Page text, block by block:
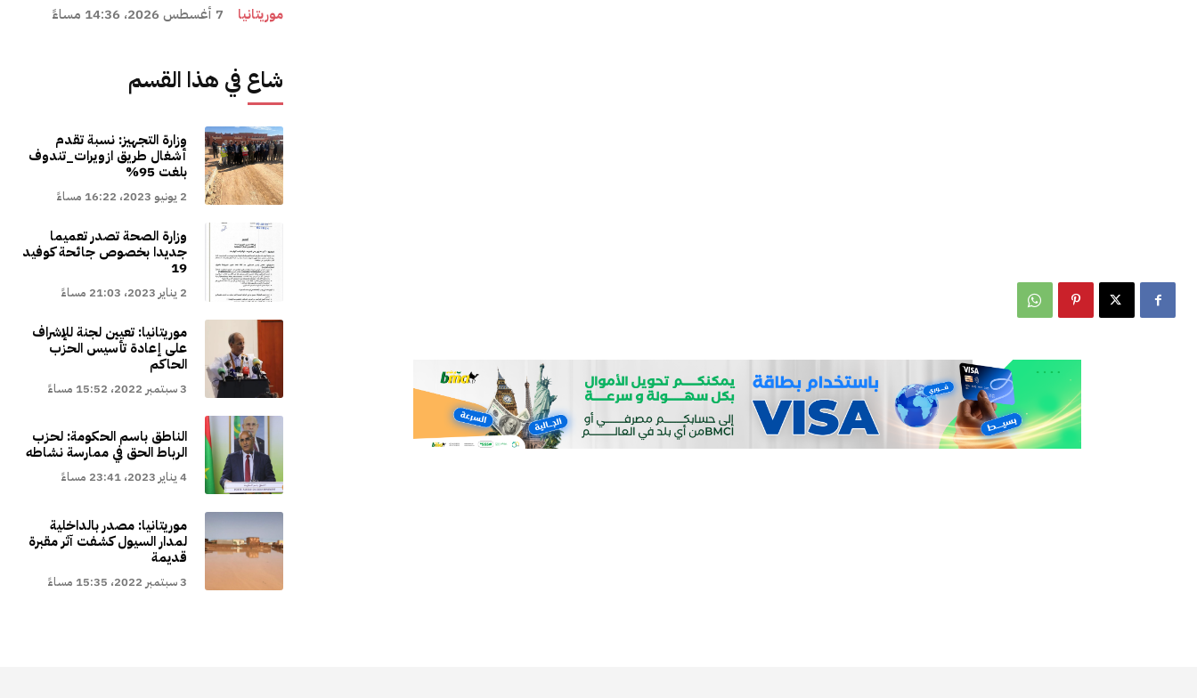
موريتانيا 7 أغسطس 2026، 14:36 مساءً
شاع في هذا القسم
وزارة التجهيز: نسبة تقدم
أشغال طريق ازويرات_تندوف
بلغت 95%
2 يونيو 2023، 16:22 مساءً
وزارة الصحة تصدر تعميما
جديدا بخصوص جائحة كوفيد
19
2 يناير 2023، 21:03 مساءً
موريتانيا: تعيين لجنة للإشراف
على إعادة تأسيس الحزب
الحاكم
3 سبتمبر 2022، 15:52 مساءً
الناطق باسم الحكومة: لحزب
الرباط الحق في ممارسة نشاطه
4 يناير 2023، 23:41 مساءً
موريتانيا: مصدر بالداخلية
لمدار السيول كشفت آثر مقبرة
قديمة
3 سبتمبر 2022، 15:35 مساءً